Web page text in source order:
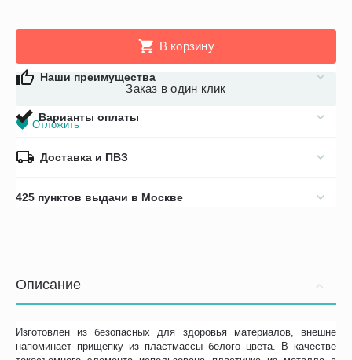
В корзину
Заказ в один клик
Отложить
Наши преимущества
Варианты оплаты
Доставка и ПВЗ
425 пунктов выдачи в Москве
Описание
Изготовлен из безопасных для здоровья материалов, внешне
напоминает прищепку из пластмассы белого цвета. В качестве